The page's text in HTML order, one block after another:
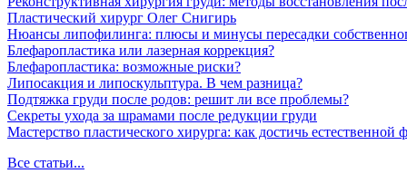
Пластический хирург Олег Снигирь
Нюансы липофилинга: плюсы и минусы пересадки
Блефаропластика или лазерная коррекция?
Блефаропластика: возможные риски?
Липосакция и липоскульптура. В чем разница?
Подтяжка груди после родов: решит ли все проблемы?
Секреты ухода за шрамами после редукции груди
Мастерство пластического хирурга: как достичь
Все статьи...